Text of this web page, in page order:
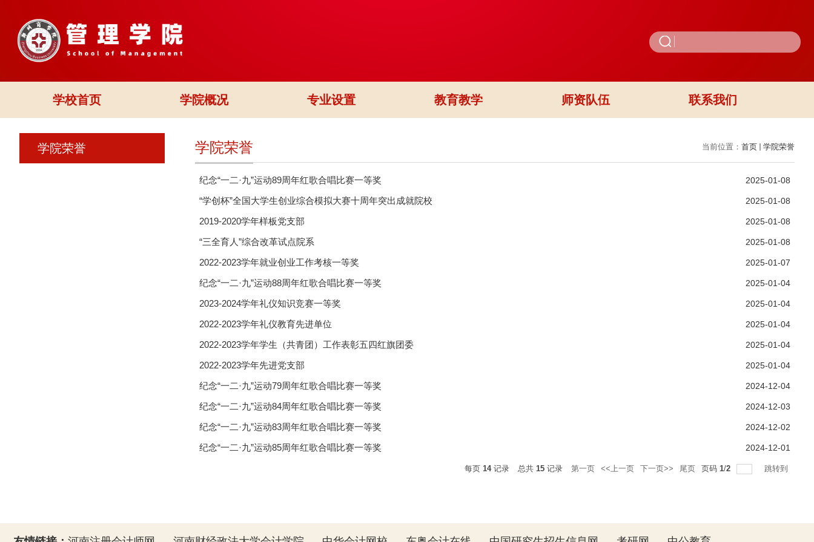
学校首页 学院概况 专业设置 教育教学 师资队伍 联系我们
学院荣誉 当前位置： 首页 学院荣誉
学院荣誉
纪念“一二·九”运动89周年红歌合唱比赛一等奖 2025-01-08
“学创杯”全国大学生创业综合模拟大赛十周年突出成就院校 2025-01-08
2019-2020学年样板党支部 2025-01-08
“三全育人”综合改革试点院系 2025-01-08
2022-2023学年就业创业工作考核一等奖 2025-01-07
纪念“一二·九”运动88周年红歌合唱比赛一等奖 2025-01-04
2023-2024学年礼仪知识竞赛一等奖 2025-01-04
2022-2023学年礼仪教育先进单位 2025-01-04
2022-2023学年学生（共青团）工作表彰五四红旗团委 2025-01-04
2022-2023学年先进党支部 2025-01-04
纪念“一二·九”运动79周年红歌合唱比赛一等奖 2024-12-04
纪念“一二·九”运动84周年红歌合唱比赛一等奖 2024-12-03
纪念“一二·九”运动83周年红歌合唱比赛一等奖 2024-12-02
纪念“一二·九”运动85周年红歌合唱比赛一等奖 2024-12-01
每页 14记录 总共 15 记录 第一页 <<上一页 下一页>> 尾页 页码 1/2 跳转到